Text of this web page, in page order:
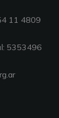
11 4809
5353496